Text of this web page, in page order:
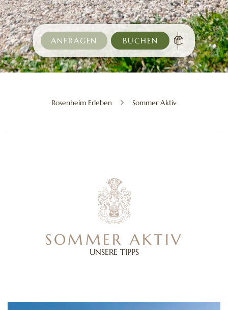
ANFRAGEN BUCHEN
Rosenheim Erleben Sommer Aktiv
SOMMER AKTIV
UNSERE TIPPS